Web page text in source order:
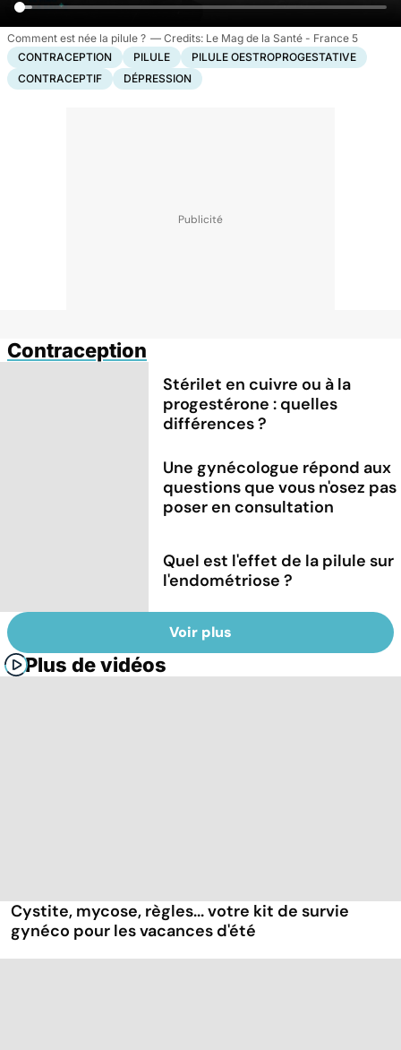
Comment est née la pilule ?
Le Mag de la Santé - France 5
CONTRACEPTION
PILULE
PILULE OESTROPROGESTATIVE
CONTRACEPTIF
DÉPRESSION
Contraception
Stérilet en cuivre ou à la
progestérone : quelles
différences ?
Une gynécologue répond aux
questions que vous n'osez pas
poser en consultation
Quel est l'effet de la pilule sur
l'endométriose ?
Voir plus
Plus de vidéos
Cystite, mycose, règles... votre kit de survie
gynéco pour les vacances d'été